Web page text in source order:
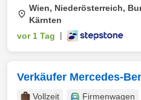
Wien, Niederösterreich,
Kärnten
vor 1 Tag
Verkäufer Mercedes-
Vollzeit
Firmenwagen